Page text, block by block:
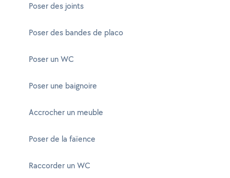
Poser des joints
Poser des bandes de placo
Poser un WC
Poser une baignoire
Accrocher un meuble
Poser de la faïence
Raccorder un WC